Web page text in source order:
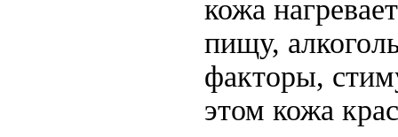
кожа
пищу,
факторы,
этом кожа